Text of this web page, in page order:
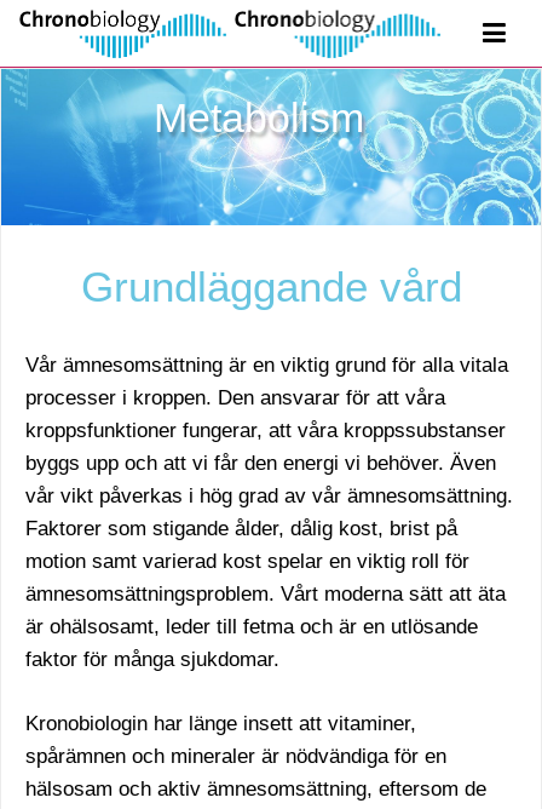
Metabolism
Grundläggande vård
Vår ämnesomsättning är en viktig grund för alla vitala
processer i kroppen. Den ansvarar för att våra
kroppsfunktioner fungerar, att våra kroppssubstanser
byggs upp och att vi får den energi vi behöver. Även
vår vikt påverkas i hög grad av vår ämnesomsättning.
Faktorer som stigande ålder, dålig kost, brist på
motion samt varierad kost spelar en viktig roll för
ämnesomsättningsproblem. Vårt moderna sätt att äta
är ohälsosamt, leder till fetma och är en utlösande
faktor för många sjukdomar.
Kronobiologin har länge insett att vitaminer,
spårämnen och mineraler är nödvändiga för en
hälsosam och aktiv ämnesomsättning, eftersom de